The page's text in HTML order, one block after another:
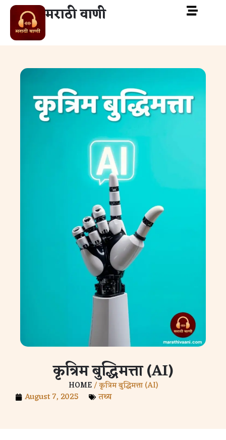
मराठी वाणी
कृत्रिम बुद्धिमत्ता (AI)
HOME/ कृत्रिम बुद्धिमत्ता (AI)
August 7, 2025 तथ्य